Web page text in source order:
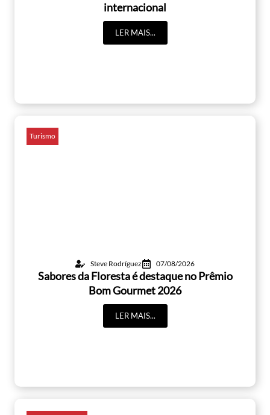
internacional
LER MAIS...
Turismo
Steve Rodríguez 07/08/2026
Sabores da Floresta é destaque no Prêmio
Bom Gourmet 2026
LER MAIS...